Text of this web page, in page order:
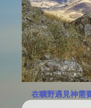
在曠野遇見神需